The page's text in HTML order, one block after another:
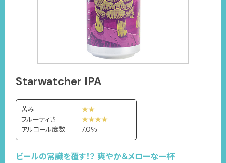
Starwatcher IPA
苦み
★★
フルーティさ
★★★★
アルコール度数
7.0％
ビールの常識を覆す！？ 爽やか＆メローな一杯